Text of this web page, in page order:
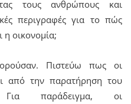
τους ανθρώπους και
περιγραφές για το πώς
η οικονομία;
Πιστεύω πως οι
από την παρατήρηση του
Για παράδειγμα, οι